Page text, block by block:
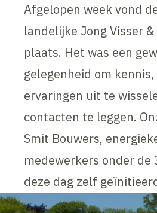
Afgelopen week vond
landelijke Jong Visser
plaats. Het was een
gelegenheid om kennis,
ervaringen uit te
contacten te leggen.
Smit Bouwers,
medewerkers onder de
deze dag zelf